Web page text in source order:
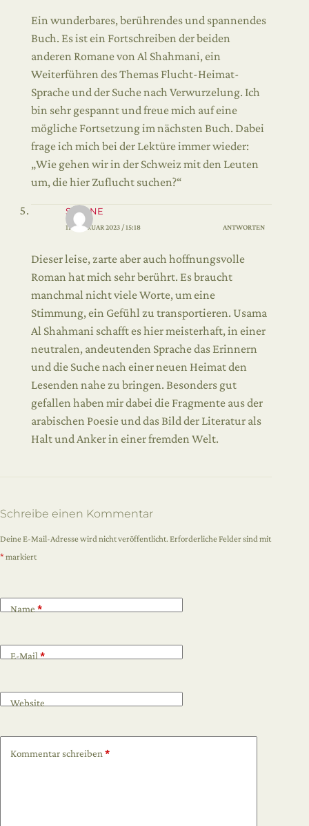
Ein wunderbares, berührendes und spannendes
Buch. Es ist ein Fortschreiben der beiden
anderen Romane von Al Shahmani, ein
Weiterführen des Themas Flucht-Heimat-
Sprache und der Suche nach Verwurzelung. Ich
bin sehr gespannt und freue mich auf eine
mögliche Fortsetzung im nächsten Buch. Dabei
frage ich mich bei der Lektüre immer wieder:
„Wie gehen wir in der Schweiz mit den Leuten
um, die hier Zuflucht suchen?“
SIMONE
11. FEBRUAR 2023 / 15:18 ANTWORTEN
Dieser leise, zarte aber auch hoffnungsvolle
Roman hat mich sehr berührt. Es braucht
manchmal nicht viele Worte, um eine
Stimmung, ein Gefühl zu transportieren. Usama
Al Shahmani schafft es hier meisterhaft, in einer
neutralen, andeutenden Sprache das Erinnern
und die Suche nach einer neuen Heimat den
Lesenden nahe zu bringen. Besonders gut
gefallen haben mir dabei die Fragmente aus der
arabischen Poesie und das Bild der Literatur als
Halt und Anker in einer fremden Welt.
Schreibe einen Kommentar
Deine E-Mail-Adresse wird nicht veröffentlicht.Erforderliche Felder sind mit
* markiert
Name *
E-Mail *
Website
Kommentar schreiben *